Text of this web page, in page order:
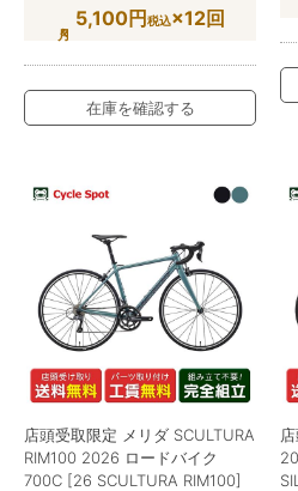
5,100円税込×12回
在庫を確認する
店頭受取限定 メリダ SCULTURA
RIM100 2026 ロードバイク
700C [26 SCULTURA RIM100]